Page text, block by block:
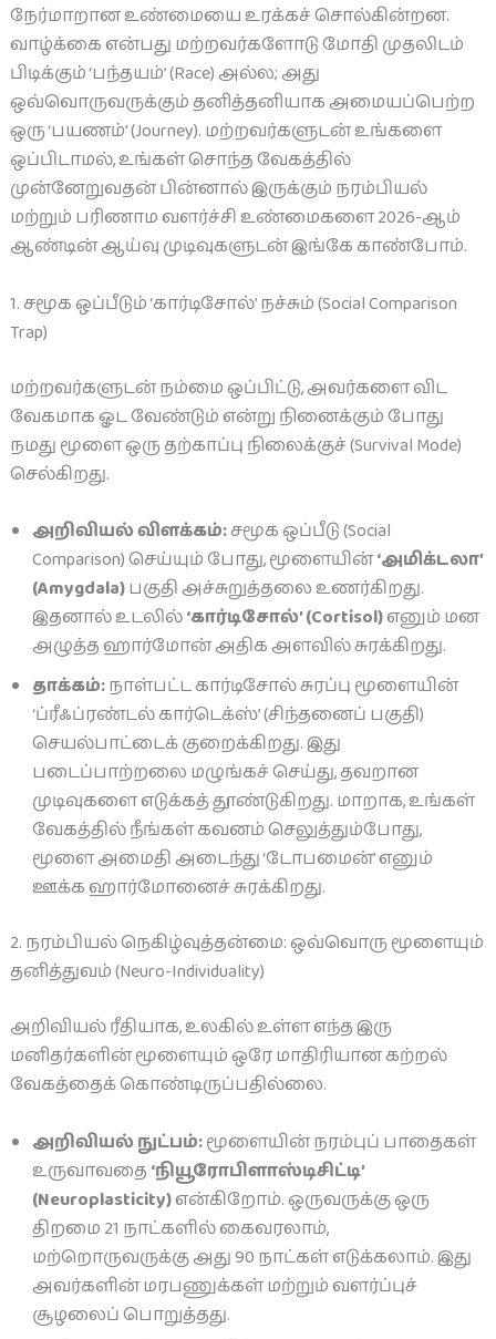
நேர்மாறான உண்மையை உரக்கச் சொல்கின்றன.
வாழ்க்கை என்பது மற்றவர்களோடு மோதி முதலிடம்
பிடிக்கும் ‘பந்தயம்’ (Race) அல்ல; அது
ஒவ்வொருவருக்கும் தனித்தனியாக அமையப்பெற்ற
ஒரு ‘பயணம்’ (Journey). மற்றவர்களுடன் உங்களை
ஒப்பிடாமல், உங்கள் சொந்த வேகத்தில்
முன்னேறுவதன் பின்னால் இருக்கும் நரம்பியல்
மற்றும் பரிணாம வளர்ச்சி உண்மைகளை 2026-ஆம்
ஆண்டின் ஆய்வு முடிவுகளுடன் இங்கே காண்போம்.
1. சமூக ஒப்பீடும் ‘கார்டிசோல்’ நச்சும் (Social Comparison
Trap)
மற்றவர்களுடன் நம்மை ஒப்பிட்டு, அவர்களை விட
வேகமாக ஓட வேண்டும் என்று நினைக்கும் போது
நமது மூளை ஒரு தற்காப்பு நிலைக்குச் (Survival Mode)
செல்கிறது.
அறிவியல் விளக்கம்:சமூக ஒப்பீடு (Social
Comparison) செய்யும் போது, மூளையின்‘அமிக்டலா’
(Amygdala)பகுதி அச்சுறுத்தலை உணர்கிறது.
இதனால் உடலில்‘கார்டிசோல்’ (Cortisol)எனும் மன
அழுத்த ஹார்மோன் அதிக அளவில் சுரக்கிறது.
தாக்கம்:நாள்பட்ட கார்டிசோல் சுரப்பு மூளையின்
‘ப்ரீஃப்ரண்டல் கார்டெக்ஸ்’ (சிந்தனைப் பகுதி)
செயல்பாட்டைக் குறைக்கிறது. இது
படைப்பாற்றலை மழுங்கச் செய்து, தவறான
முடிவுகளை எடுக்கத் தூண்டுகிறது. மாறாக, உங்கள்
வேகத்தில் நீங்கள் கவனம் செலுத்தும்போது,
மூளை அமைதி அடைந்து ‘டோபமைன்’ எனும்
ஊக்க ஹார்மோனைச் சுரக்கிறது.
2. நரம்பியல் நெகிழ்வுத்தன்மை: ஒவ்வொரு மூளையும்
தனித்துவம் (Neuro-Individuality)
அறிவியல் ரீதியாக, உலகில் உள்ள எந்த இரு
மனிதர்களின் மூளையும் ஒரே மாதிரியான கற்றல்
வேகத்தைக் கொண்டிருப்பதில்லை.
அறிவியல் நுட்பம்:மூளையின் நரம்புப் பாதைகள்
உருவாவதை ‘நியூரோபிளாஸ்டிசிட்டி’
(Neuroplasticity)என்கிறோம். ஒருவருக்கு ஒரு
திறமை 21 நாட்களில் கைவரலாம்,
மற்றொருவருக்கு அது 90 நாட்கள் எடுக்கலாம். இது
அவர்களின் மரபணுக்கள் மற்றும் வளர்ப்புச்
சூழலைப் பொறுத்தது.